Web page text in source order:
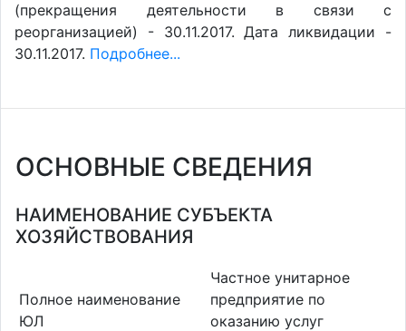
(прекращения деятельности в связи с
реорганизацией) - 30.11.2017. Дата ликвидации -
30.11.2017. Подробнее...
ОСНОВНЫЕ СВЕДЕНИЯ
НАИМЕНОВАНИЕ СУБЪЕКТА
ХОЗЯЙСТВОВАНИЯ
Полное наименование
ЮЛ
Частное унитарное
предприятие по
оказанию услуг